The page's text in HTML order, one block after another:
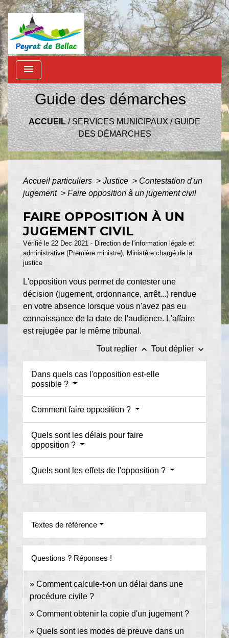
menu
Guide des démarches
ACCUEIL/SERVICES MUNICIPAUX/GUIDE
DES DÉMARCHES
Accueil particuliers > Justice > Contestation d'un
jugement > Faire opposition à un jugement civil
FAIRE OPPOSITION À UN
JUGEMENT CIVIL
Vérifié le 22 Dec 2021 - Direction de l'information légale et
administrative (Première ministre), Ministère chargé de la
justice
L'opposition vous permet de contester une
décision (jugement, ordonnance, arrêt...) rendue
en votre absence lorsque vous n'avez pas eu
connaissance de la date de l'audience. L'affaire
est rejugée par le même tribunal.
Tout replier keyboard_arrow_up Tout déplier keyboard_arrow_down
Dans quels cas l'opposition est-elle
possible ?
Comment faire opposition ?
Quels sont les délais pour faire
opposition ?
Quels sont les effets de l'opposition ?
Textes de référence
Questions ? Réponses !
Comment calcule-t-on un délai dans une
procédure civile ?
Comment obtenir la copie d'un jugement ?
Quels sont les modes de preuve dans un